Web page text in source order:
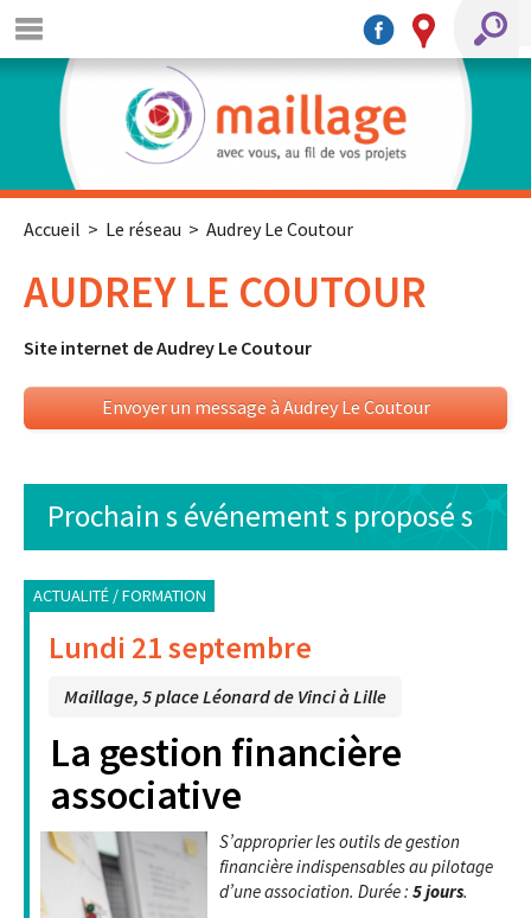
Accueil > Le réseau > Audrey Le Coutour
AUDREY LE COUTOUR
Site internet de Audrey Le Coutour
Envoyer un message à Audrey Le Coutour
Prochain s événement s proposé s
ACTUALITÉ / FORMATION
Lundi 21 septembre
Maillage, 5 place Léonard de Vinci à Lille
La gestion financière
associative
S’approprier les outils de gestion
financière indispensables au pilotage
d’une association. Durée :5 jours.